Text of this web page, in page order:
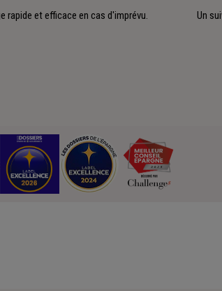
rapide et efficace en cas d'imprévu. Un